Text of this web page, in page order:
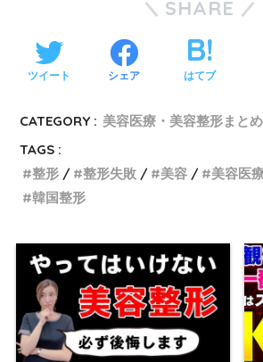
SHARE
ツイート シェア はてブ
CATEGORY : 美容医療・美容整形まと
TAGS :
整形
整形失敗 美容 美容医
韓国整形